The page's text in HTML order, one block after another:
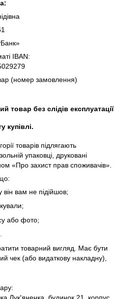
IBAN:
(номер замовлення)
товар без слідів експлуатації
купівлі.
товарів підлягають
упаковці, друковані
«Про захист прав споживачів».
він вам не підійшов;
або фото;
товарний вигляд. Має бути
чек (або видаткову накладну),
Лук'яненка, будинок 21, корпус